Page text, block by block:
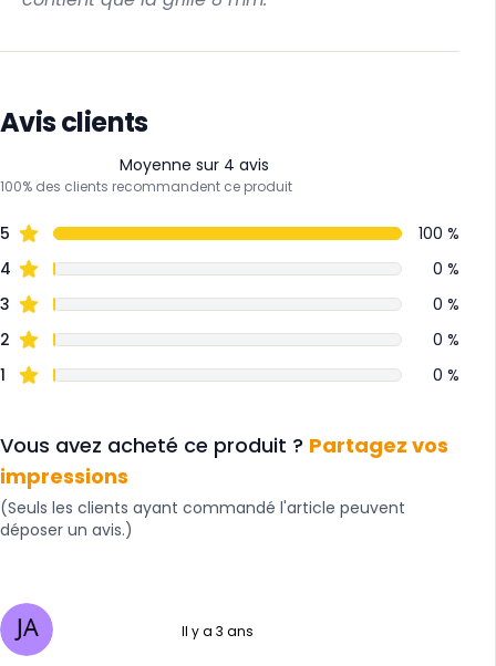
Avis clients
Moyenne sur 4 avis
100% des clients recommandent ce produit
5
100 %
4
0 %
3
0 %
2
0 %
1
0 %
Vous avez acheté ce produit ? Partagez vos
impressions
(Seuls les clients ayant commandé l'article peuvent
déposer un avis.)
Il y a 3 ans